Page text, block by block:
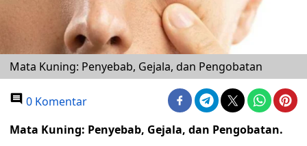
Mata Kuning: Penyebab, Gejala, dan Pengobatan
0 Komentar
Mata Kuning: Penyebab, Gejala, dan Pengobatan.